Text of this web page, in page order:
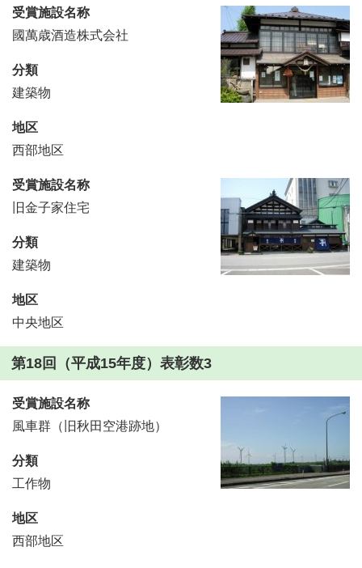
受賞施設名称
國萬歳酒造株式会社
分類
建築物
地区
西部地区
受賞施設名称
旧金子家住宅
分類
建築物
地区
中央地区
第18回（平成15年度）表彰数3
受賞施設名称
風車群（旧秋田空港跡地）
分類
工作物
地区
西部地区